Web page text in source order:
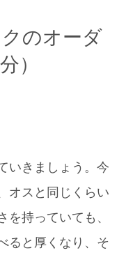
のオーダ
）
いきましょう。今
オスと同じくらい
を持っていても、
ると厚くなり、そ